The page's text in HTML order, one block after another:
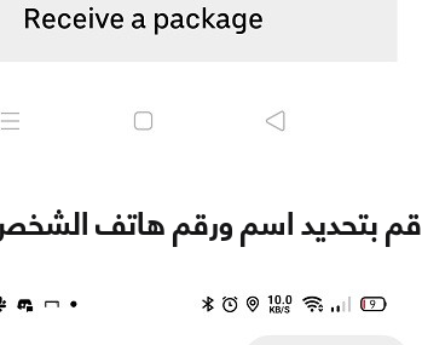
قم بتحديد اسم ورقم هاتف